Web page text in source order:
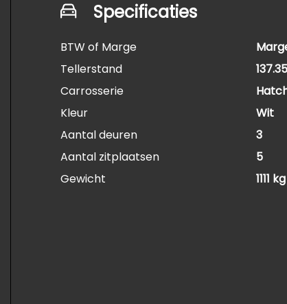
Specificaties
BTW of Marge
Tellerstand
Carrosserie
Kleur
Wit
Aantal deuren
3
Aantal zitplaatsen
5
Gewicht
1111 kg